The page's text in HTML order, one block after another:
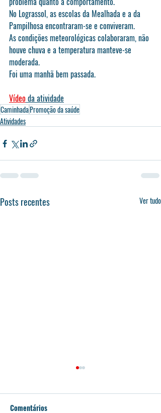
No Lograssol, as escolas da Mealhada e a da
Pampilhosa encontraram-se e conviveram.
As condições meteorológicas colaboraram, não
houve chuva e a temperatura manteve-se
moderada.
Foi uma manhã bem passada.
Vídeo da atividade
CaminhadaPromoção da saúde
Atividades
Posts recentes Ver tudo
Comentários